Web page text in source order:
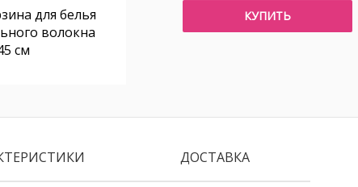
для белья
волокна
см
КУПИТЬ
ДОСТАВКА